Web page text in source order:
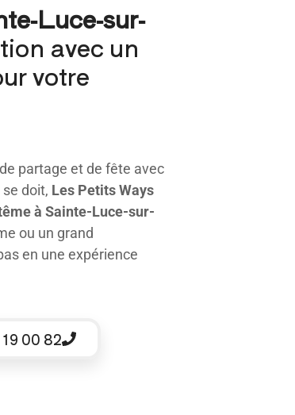
Luce-sur-
avec un
votre
partage et de fête avec
doit, Les Petits Ways
à Sainte-Luce-sur-
ou un grand
en une expérience
00 82